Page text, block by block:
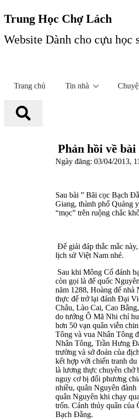
Trung Học Chợ Lách
Website Dành cho cựu học
Trang chủ Tin nhà
Phản hồi về
Ngày đăng: 03/04/2013,
Sau bài ” Bãi cọc Bạch
Giang, thành phố Quảng
“mọc” trên ruộng chắc
Để giải đáp thắc mắc
lịch sử Việt Nam nhé.
Sau khi Mông Cổ đánh
còn gọi là đế quốc
năm 1288, Hoàng đế
thực để trở lại đánh Đại
Châu, Lào Cai, Cao
do tướng Ô Mã Nhi chỉ
hơn 50 vạn quân viễn
Tông và vua Nhân Tông
Nhân Tông, Trần Hưng
trường và sở đoản của
kết hợp với chiến tranh
là lương thực chuyên chở
nguy cơ bị đối phương
nhiều, quân Nguyên
quân Nguyên khi chạy
trốn. Cánh thủy quân
Bạch Đằng.